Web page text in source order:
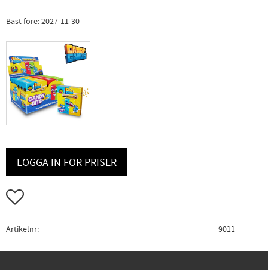
Bäst före: 2027-11-30
LOGGA IN FÖR PRISER
Lägg till i favoriter
Artikelnr 9011